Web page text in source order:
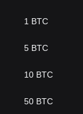
1 BTC
5 BTC
10 BTC
50 BTC